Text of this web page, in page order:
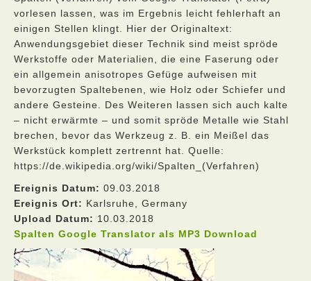
vorlesen lassen, was im Ergebnis leicht fehlerhaft an
einigen Stellen klingt. Hier der Originaltext:
Anwendungsgebiet dieser Technik sind meist spröde
Werkstoffe oder Materialien, die eine Faserung oder
ein allgemein anisotropes Gefüge aufweisen mit
bevorzugten Spaltebenen, wie Holz oder Schiefer und
andere Gesteine. Des Weiteren lassen sich auch kalte
– nicht erwärmte – und somit spröde Metalle wie Stahl
brechen, bevor das Werkzeug z. B. ein Meißel das
Werkstück komplett zertrennt hat. Quelle:
https://de.wikipedia.org/wiki/Spalten_(Verfahren)
Ereignis Datum: 09.03.2018
Ereignis Ort: Karlsruhe, Germany
Upload Datum: 10.03.2018
Spalten Google Translator als MP3 Download